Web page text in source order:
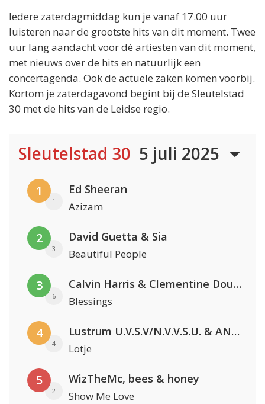
Iedere zaterdagmiddag kun je vanaf 17.00 uur
luisteren naar de grootste hits van dit moment. Twee
uur lang aandacht voor dé artiesten van dit moment,
met nieuws over de hits en natuurlijk een
concertagenda. Ook de actuele zaken komen voorbij.
Kortom je zaterdagavond begint bij de Sleutelstad
30 met de hits van de Leidse regio.
Sleutelstad 30 5 juli 2025
1
1
Ed Sheeran
Azizam
2
3
David Guetta & Sia
Beautiful People
3
6
Calvin Harris & Clementine Douglas
Blessings
4
4
Lustrum U.V.S.V/N.V.V.S.U. & ANNO ONS & Jopke van Dobbenburgh & Roeland Beelen
Lotje
5
2
WizTheMc, bees & honey
Show Me Love